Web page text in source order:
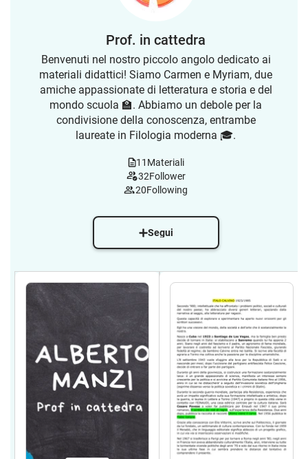
Prof. in cattedra
Benvenuti nel nostro piccolo angolo dedicato ai
materiali didattici! Siamo Carmen e Myriam, due
amiche appassionate di letteratura e storia e del
mondo scuola 🏫. Abbiamo un debole per la
condivisione della conoscenza, entrambe
laureate in Filologia moderna 🎓.
11 Materiali
32Follower
20Following
Segui